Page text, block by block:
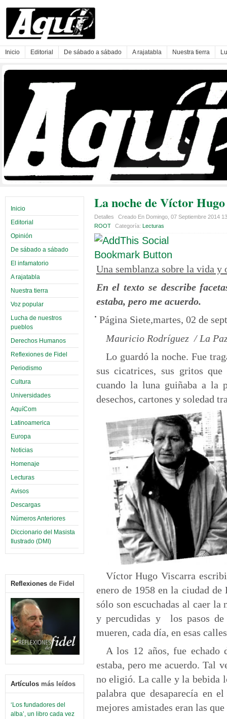
Inicio Editorial De sábado a sábado A rajatabla Nuestra tierra
Inicio
Editorial
Opinión
De sábado a sábado
El infamatorio
A rajatabla
Nuestra tierra
Voz popular
Lucha de nuestros
pueblos
Derechos Humanos
Reflexiones de Fidel
Periodismo
Cultura
Universidades
AquíCom
Latinoamerica
Europa
Noticias
Homenaje
Lecturas
Avisos
Descargas
Números Anteriores
Diccionario del Masista
Ilustrado (DMI)
Reflexiones de Fidel
Artículos más leídos
‘Los fundadores del
alba’, un libro cada vez
La noche de Víctor
Detalles
Creado En Domingo, 07 Septiembre 2014
ROOT
Categoría: Lecturas
Una semblanza sobre la vida y
En el texto se describe
estaba, pero me acuerdo.
Página Siete,martes, 02 de
Mauricio Rodríguez / La
Lo guardó la noche. Fue
sus cicatrices, sus gritos
cuando la luna guiñaba a la
desechos, cartones y soledad
Víctor Hugo Viscarra
enero de 1958 en la ciudad
sólo son escuchadas al caer la
y percudidas y los pasos de
mueren, cada día, en esas
A los 12 años, fue echado
estaba, pero me acuerdo. Tal
no eligió. La calle y la bebida
palabra que desaparecía en
mejores amistades eran las